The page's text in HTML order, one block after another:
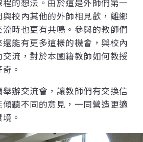
的想法。由於這是外師們第一
校內其他的外師相見歡，離鄉
時也更有共鳴。參與的教師們
能有更多這樣的機會，與校內
流，對於本國籍教師如何教授
。
辦交流會，讓教師們有交換信
聽不同的意見，一同營造更適
。